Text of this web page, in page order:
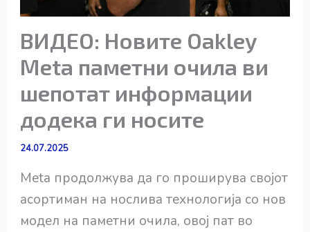
ВИДЕО: Новите Oakley
Meta паметни очила ви
шепотат информации
додека ги носите
24.07.2025
Meta продолжува да го проширува својот
асортиман на нослива технологија со нов
модел на паметни очила, овој пат во